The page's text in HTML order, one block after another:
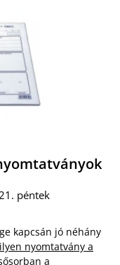
péntek
kapcsán jó néhány
ilyen nyomtatvány a
a